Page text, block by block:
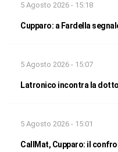
5 Agosto 2026 - 15:18
Cupparo: a Fardella
5 Agosto 2026 - 15:07
Latronico incontra la
5 Agosto 2026 - 15:01
CallMat, Cupparo: il